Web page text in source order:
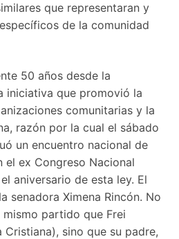
que representaran y
de la comunidad
50 años desde la
iniciativa que promovió la
comunitarias y la
razón por la cual el sábado
un encuentro nacional de
el ex Congreso Nacional
aniversario de esta ley. El
senadora Ximena Rincón. No
partido que Frei
sino que su padre,